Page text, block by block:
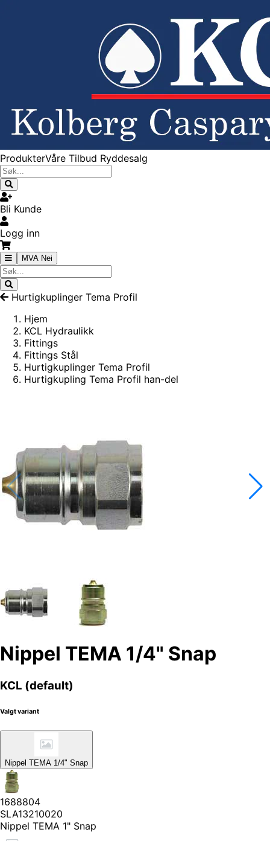
ProdukterVåre Tilbud Ryddesalg
Bli Kunde
Logg inn
MVA Nei
Hurtigkuplinger Tema Profil
Hjem
KCL Hydraulikk
Fittings
Fittings Stål
Hurtigkuplinger Tema Profil
Hurtigkupling Tema Profil han-del
Nippel TEMA 1/4" Snap
KCL (default)
Valgt variant
Nippel TEMA 1/4" Snap
1688804
SLA13210020
Nippel TEMA 1" Snap